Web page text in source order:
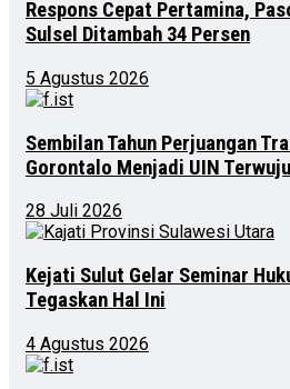
Respons Cepat Pertamina,
Sulsel Ditambah 34 Persen
5 Agustus 2026
Sembilan Tahun Perjuangan
Gorontalo Menjadi UIN
28 Juli 2026
Kejati Sulut Gelar Seminar
Tegaskan Hal Ini
4 Agustus 2026